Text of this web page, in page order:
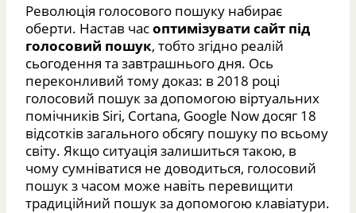
Революція голосового пошуку набирає
оберти. Настав часоптимізувати сайт під
голосовий пошук, тобто згідно реалій
сьогодення та завтрашнього дня. Ось
переконливий тому доказ: в 2018 році
голосовий пошук за допомогою віртуальних
помічників Siri, Cortana, Google Now досяг 18
відсотків загального обсягу пошуку по всьому
світу. Якщо ситуація залишиться такою, в
чому сумніватися не доводиться, голосовий
пошук з часом може навіть перевищити
традиційний пошук за допомогою клавіатури.